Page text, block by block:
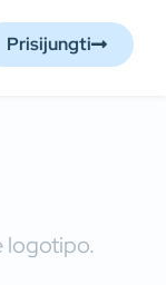
Prisijungti
logotipo.